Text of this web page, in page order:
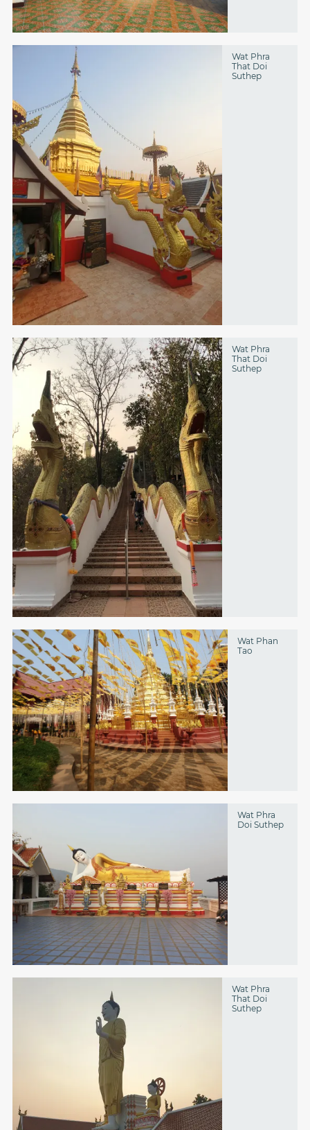
Wat Phra
That Doi
Suthep
Wat Phra
That Doi
Suthep
Wat Phan
Tao
Wat Phra
Doi Suthep
Wat Phra
That Doi
Suthep